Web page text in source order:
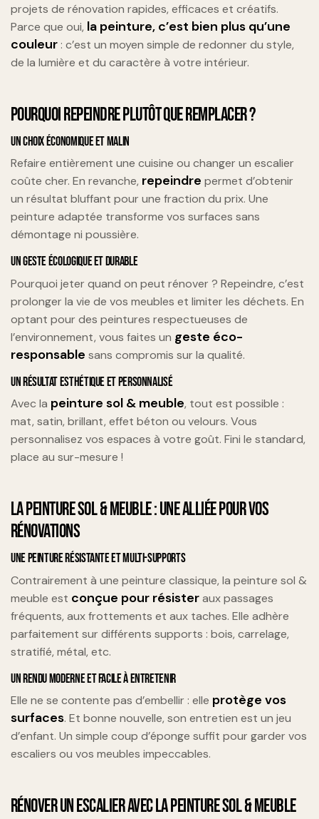
projets de rénovation rapides, efficaces et créatifs.
Parce que oui, la peinture, c’est bien plus qu’une
couleur : c’est un moyen simple de redonner du style,
de la lumière et du caractère à votre intérieur.
POURQUOI REPEINDRE PLUTÔT QUE REMPLACER ?
UN CHOIX ÉCONOMIQUE ET MALIN
Refaire entièrement une cuisine ou changer un escalier
coûte cher. En revanche, repeindre permet d’obtenir
un résultat bluffant pour une fraction du prix. Une
peinture adaptée transforme vos surfaces sans
démontage ni poussière.
UN GESTE ÉCOLOGIQUE ET DURABLE
Pourquoi jeter quand on peut rénover ? Repeindre, c’est
prolonger la vie de vos meubles et limiter les déchets. En
optant pour des peintures respectueuses de
l’environnement, vous faites un geste éco-
responsable sans compromis sur la qualité.
UN RÉSULTAT ESTHÉTIQUE ET PERSONNALISÉ
Avec la peinture sol & meuble, tout est possible :
mat, satin, brillant, effet béton ou velours. Vous
personnalisez vos espaces à votre goût. Fini le standard,
place au sur-mesure !
LA PEINTURE SOL & MEUBLE : UNE ALLIÉE POUR VOS
RÉNOVATIONS
UNE PEINTURE RÉSISTANTE ET MULTI-SUPPORTS
Contrairement à une peinture classique, la peinture sol &
meuble est conçue pour résisteraux passages
fréquents, aux frottements et aux taches. Elle adhère
parfaitement sur différents supports : bois, carrelage,
stratifié, métal, etc.
UN RENDU MODERNE ET FACILE À ENTRETENIR
Elle ne se contente pas d’embellir : elle protège vos
surfaces. Et bonne nouvelle, son entretien est un jeu
d’enfant. Un simple coup d’éponge suffit pour garder vos
escaliers ou vos meubles impeccables.
RÉNOVER UN ESCALIER AVEC LA PEINTURE SOL & MEUBLE